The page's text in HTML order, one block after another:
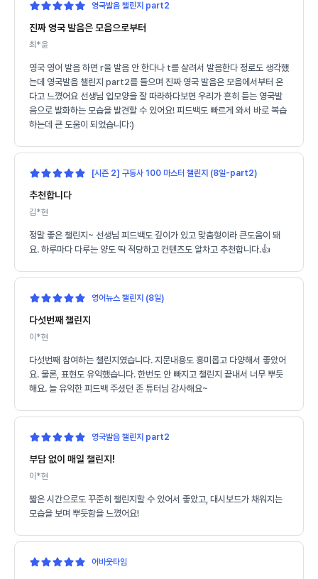
영국발음 챌린지 part2
진짜 영국 발음은 모음으로부터
최*윤
영국 영어 발음 하면 r을 발음 안 한다나 t를 살려서 발음한다 정로도 생각했
는데 영국발음 챌린지 part2를 들으며 진짜 영국 발음은 모음에서부터 온
다고 느꼈어요 선생님 입모양을 잘 따라하다보면 우리가 흔히 듣는 영국발
음으로 발화하는 모습을 발견할 수 있어요! 피드백도 빠르게 와서 바로 복습
하는데 큰 도움이 되었습니다:)
[시즌 2] 구동사 100 마스터 챌린지 (8일-part2)
추천합니다
김*현
정말 좋은 챌린지~ 선생님 피드백도 깊이가 있고 맞춤형이라 큰도움이 돼
요. 하루마다 다루는 양도 딱 적당하고 컨텐츠도 알차고 추천합니다.👍
영어뉴스 챌린지 (8일)
다섯번째 챌린지
이*현
다섯번째 참여하는 챌린지였습니다. 지문내용도 흥미롭고 다양해서 좋았어
요. 물론, 표현도 유익했습니다. 한번도 안 빠지고 챌린지 끝내서 너무 뿌듯
해요. 늘 유익한 피드백 주셨던 존 튜터님 감사해요~
영국발음 챌린지 part2
부담 없이 매일 챌린지!
이*현
짧은 시간으로도 꾸준히 챌린지할 수 있어서 좋았고, 대시보드가 채워지는
모습을 보며 뿌듯함을 느꼈어요!
어바웃타임